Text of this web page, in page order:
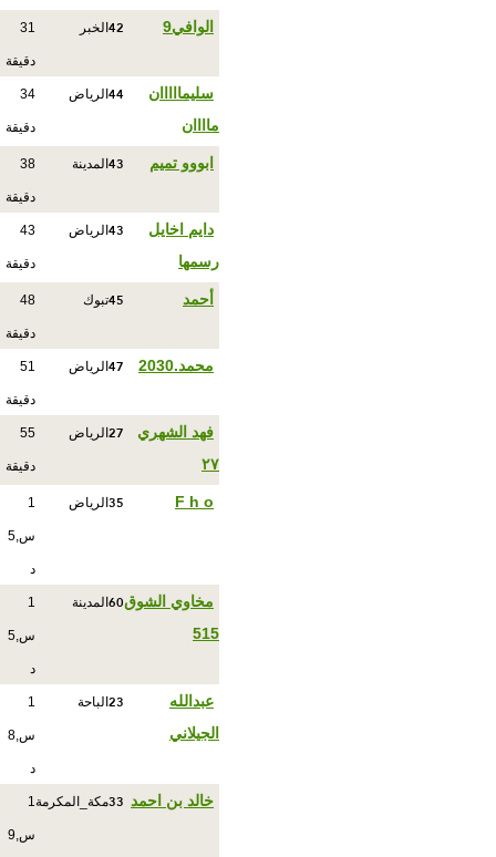
الوافي9 42 الخبر 31
دقيقة
سليمااااان
ماااان
44 الرياض 34
دقيقة
ابووو تميم 43 المدينة 38
دقيقة
دايم اخايل
رسمها
43 الرياض 43
دقيقة
أحمد 45تبوك 48
دقيقة
محمد.2030 47 الرياض 51
دقيقة
فهد الشهري
٢٧
27 الرياض 55
دقيقة
F h o
35 الرياض 1
س,5
د
مخاوي الشوق
515
60 المدينة 1
س,5
د
عبدالله
الجيلاني
23 الباحة 1
س,8
د
خالد بن احمد 33مكة_المكرمة1
س,9